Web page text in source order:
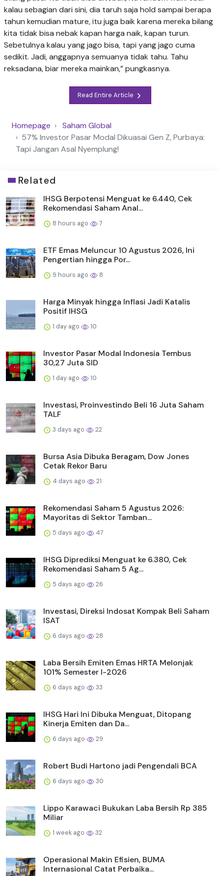
kalau sebagian dari sini, dia taruh saja hold sampai berapa
tahun kemudian mature, itu juga baik karena mereka bilang
kita tidak bisa nebak kapan harga naik, kapan turun.
Sebetulnya kalau yang jago bisa, tapi yang jago cuma
sedikit. Jadi, anggapnya semuanya tidak tahu. Tahu
reksadana, biar mereka mainkan,” pungkasnya.
Read Entire Article
Homepage
Saham Global
57% Investor Pasar Modal Dikuasai Gen Z, Purbaya:
Tapi Jangan Asal Nyemplung!
Related
IHSG Berpotensi Menguat ke 6.440, Cek
Rekomendasi Saham Anal...
8 hours ago 7
ETF Emas Meluncur 10 Agustus 2026, Ini
Pengertian hingga Por...
9 hours ago 8
Harga Minyak hingga Inflasi Jadi Katalis
Positif IHSG
1 day ago 10
Investor Pasar Modal Indonesia Tembus
30,27 Juta SID
1 day ago 10
Investasi, Proinvestindo Beli 16 Juta Saham
TALF
3 days ago 22
Bursa Asia Dibuka Beragam, Dow Jones
Cetak Rekor Baru
4 days ago 21
Rekomendasi Saham 5 Agustus 2026:
Mayoritas di Sektor Tamban...
5 days ago 47
IHSG Diprediksi Menguat ke 6.380, Cek
Rekomendasi Saham 5 Ag...
5 days ago 26
Investasi, Direksi Indosat Kompak Beli Saham
ISAT
6 days ago 28
Laba Bersih Emiten Emas HRTA Melonjak
101% Semester I-2026
6 days ago 33
IHSG Hari Ini Dibuka Menguat, Ditopang
Kinerja Emiten dan Da...
6 days ago 29
Robert Budi Hartono jadi Pengendali BCA
6 days ago 30
Lippo Karawaci Bukukan Laba Bersih Rp 385
Miliar
1 week ago 32
Operasional Makin Efisien, BUMA
Internasional Catat Perbaika...